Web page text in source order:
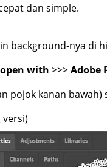
dan simple.
background-nya di
open with >>>Adobe
pojok kanan bawah)